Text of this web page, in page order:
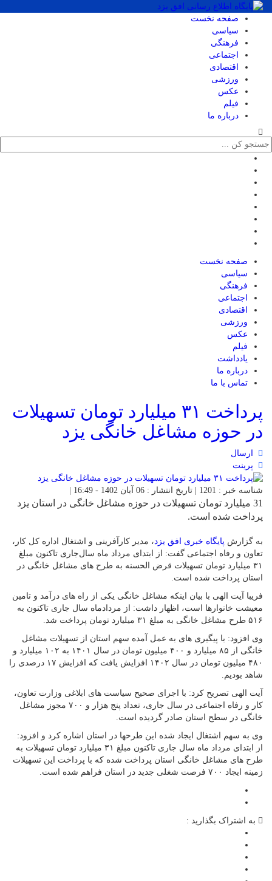
صفحه نخست
سیاسی
فرهنگی
اجتماعی
اقتصادی
ورزشی
عکس
فیلم
درباره ما
صفحه نخست
سیاسی
فرهنگی
اجتماعی
اقتصادی
ورزشی
عکس
فیلم
یادداشت
درباره ما
تماس با ما
پرداخت ۳۱ میلیارد تومان تسهیلات
در حوزه مشاغل خانگی یزد
ارسال
پرینت
شناسه خبر : 1201 | تاریخ انتشار : 06 آبان 1402 - 16:49 |
31 میلیارد تومان تسهیلات در حوزه مشاغل خانگی در استان یزد
پرداخت شده است.
به گزارش پایگاه خبری افق یزد ، مدیر کارآفرینی و اشتغال اداره کل کار،
تعاون و رفاه اجتماعی گفت: از ابتدای مرداد ماه سال‌جاری تاکنون مبلغ
۳۱ میلیارد تومان تسهیلات قرض الحسنه به طرح های مشاغل خانگی در
استان پرداخت شده است.
فریبا آیت الهی با بیان اینکه مشاغل خانگی یکی از راه های درآمد و تامین
معیشت خانوارها است، اظهار داشت: از مردادماه سال جاری تاکنون به
۵۱۶ طرح مشاغل خانگی به مبلغ ۳۱ میلیارد تومان پرداخت شد.
وی افزود: با پیگیری های به عمل آمده سهم استان از تسهیلات مشاغل
خانگی از ۸۵ میلیارد و ۴۰۰ میلیون تومان در سال ۱۴۰۱ به ۱۰۲ میلیارد و
۴۸۰ میلیون تومان در سال ۱۴۰۲ افزایش یافت که افزایش ۱۷ درصدی را
شاهد بودیم.
آیت الهی تصریح کرد: با اجرای صحیح سیاست های ابلاغی وزارت تعاون،
کار و رفاه اجتماعی در سال جاری، تعداد پنج هزار و ۷۰۰ مجوز مشاغل
خانگی در سطح استان صادر گردیده است.
وی به سهم اشتغال ایجاد شده این طرحها در استان اشاره کرد و افزود:
از ابتدای مرداد ماه سال جاری تاکنون مبلغ ۳۱ میلیارد تومان تسهیلات به
طرح های مشاغل خانگی استان پرداخت شده که با پرداخت این تسهیلات
زمینه ایجاد ۷۰۰ فرصت شغلی جدید در استان فراهم شده است.
به اشتراک بگذارید :